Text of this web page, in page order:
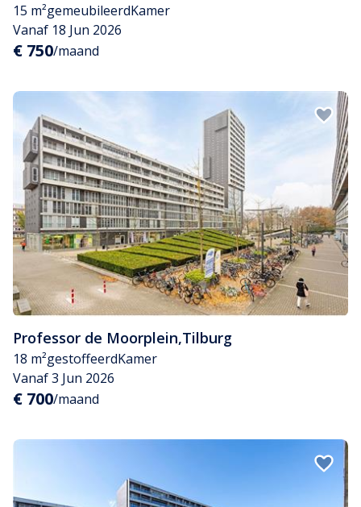
15 m²gemeubileerdKamer
Vanaf 18 Jun 2026
€ 750/maand
Professor de Moorplein,Tilburg
18 m²gestoffeerdKamer
Vanaf 3 Jun 2026
€ 700/maand